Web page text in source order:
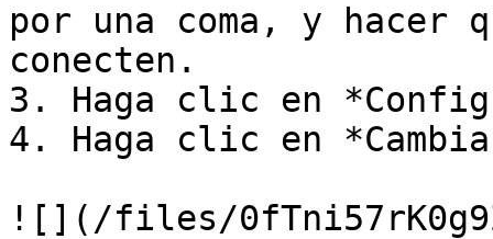
por una coma, y hacer
conecten.
3. Haga clic en
4. Haga clic en
![](/files/